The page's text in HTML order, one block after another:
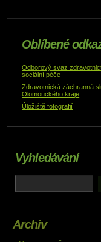
Oblíbené
Odborový svaz
sociální péče
Zdravotnická záchranná
Olomouckého kraje
Úložiště fotografií
Vyhledávání
Archiv